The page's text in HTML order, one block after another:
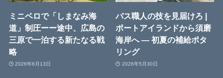
ミニベロで「しまなみ海
道」制圧ーー途中、広島の
三原で一泊する新たなる戦
略
2026年6月13日
バス職人の技を見届けろ |
ポートアイランドから須磨
海岸へ ― 初夏の補給ポタ
リング
2026年5月30日